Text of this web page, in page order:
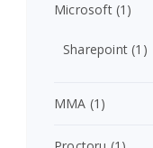
Microsoft(1)
Sharepoint (1)
MMA (1)